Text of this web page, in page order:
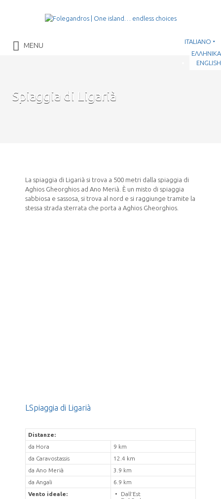
ITALIANO
ΕΛΛΗΝΙΚΑ
ENGLISH
Folegandros Island
MENU
Spiaggia di Ligarià
La spiaggia di Ligarià si trova a 500 metri dalla spiaggia di
Aghios Gheorghios ad Ano Merià. È un misto di spiaggia
sabbiosa e sassosa, si trova al nord e si raggiunge tramite la
stessa strada sterrata che porta a Aghios Gheorghios.
LSpiaggia di Ligarià
Distanze:
da Hora
9 km
da Caravostassis
12.4 km
da Ano Merià
3.9 km
da Angali
6.9 km
Vento ideale:
Dall’Est